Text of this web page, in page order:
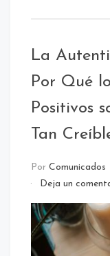
La
Por Qué
Positivos
Tan
Por Comunicados
Deja un